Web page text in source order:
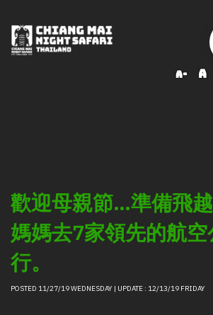
A- A
歡迎母親節…準備飛
媽媽去7家領先的航
行。
POSTED 11/27/19 WEDNESDAY | UPDATE : 12/13/19 FRIDAY